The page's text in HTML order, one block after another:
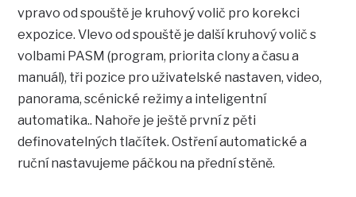
vpravo od spouště je kruhový volič pro korekci
expozice. Vlevo od spouště je další kruhový volič s
volbami PASM (program, priorita clony a času a
manuál), tři pozice pro uživatelské nastaven, video,
panorama, scénické režimy a inteligentní
automatika.. Nahoře je ještě první z pěti
definovatelných tlačítek. Ostření automatické a
ruční nastavujeme páčkou na přední stěně.